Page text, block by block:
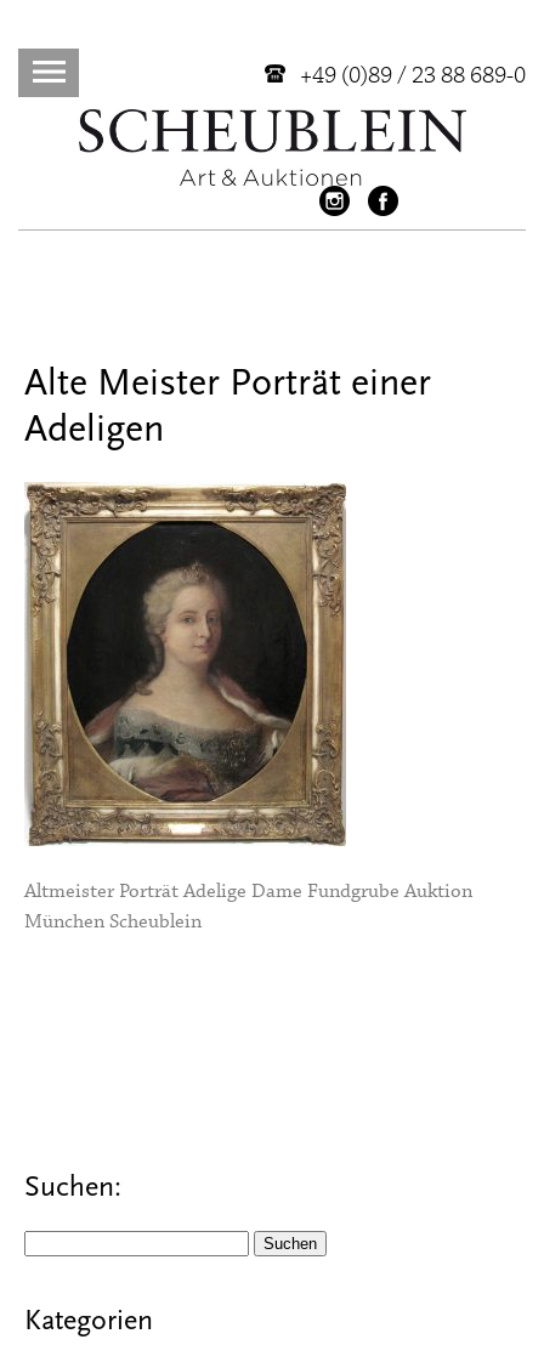
+49 (0)89 / 23 88 689-0
Alte Meister Porträt einer
Adeligen
Altmeister Porträt Adelige Dame Fundgrube Auktion
München Scheublein
Suchen:
Kategorien